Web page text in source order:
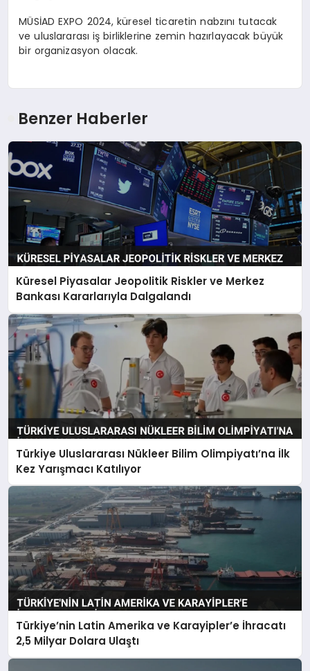
MÜSİAD EXPO 2024, küresel ticaretin nabzını tutacak
ve uluslararası iş birliklerine zemin hazırlayacak büyük
bir organizasyon olacak.
Benzer Haberler
Küresel Piyasalar Jeopolitik Riskler ve Merkez
Bankası Kararlarıyla Dalgalandı
Türkiye Uluslararası Nükleer Bilim Olimpiyatı’na İlk
Kez Yarışmacı Katılıyor
Türkiye’nin Latin Amerika ve Karayipler’e İhracatı
2,5 Milyar Dolara Ulaştı